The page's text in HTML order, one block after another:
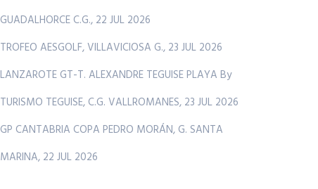
GUADALHORCE C.G., 22 JUL 2026
TROFEO AESGOLF, VILLAVICIOSA G., 23 JUL 2026
LANZAROTE GT-T. ALEXANDRE TEGUISE PLAYA By
TURISMO TEGUISE, C.G. VALLROMANES, 23 JUL 2026
GP CANTABRIA COPA PEDRO MORÁN, G. SANTA
MARINA, 22 JUL 2026